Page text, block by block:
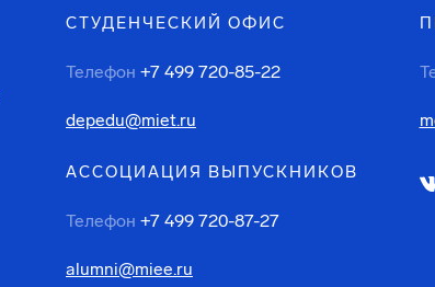
СТУДЕНЧЕСКИЙ ОФИС
Телефон +7 499 720-85-22
depedu@miet.ru
АССОЦИАЦИЯ ВЫПУСКНИКОВ
Телефон +7 499 720-87-27
alumni@miee.ru